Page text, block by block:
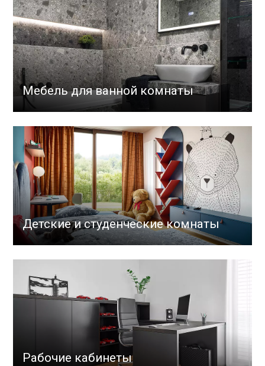
Мебель для ванной комнаты
Детские и студенческие комнаты
Рабочие кабинеты